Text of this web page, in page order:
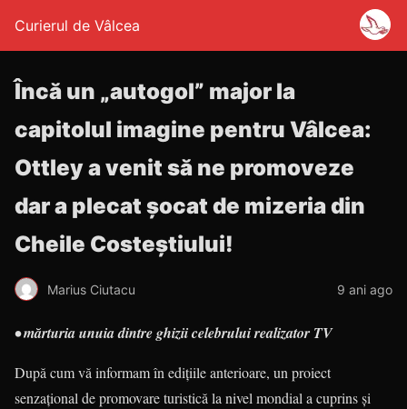
Curierul de Vâlcea
Încă un „autogol” major la
capitolul imagine pentru Vâlcea:
Ottley a venit să ne promoveze
dar a plecat șocat de mizeria din
Cheile Costeștiului!
Marius Ciutacu 9 ani ago
• mărturia unuia dintre ghizii celebrului realizator TV
După cum vă informam în edițiile ante­rioare, un proiect
senzațional de promovare turistică la nivel mondial a cuprins și